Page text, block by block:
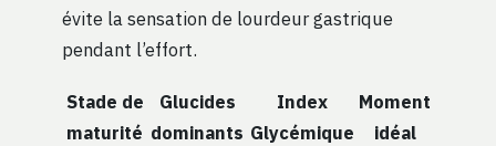
évite la sensation de lourdeur gastrique
pendant l’effort.
Stade de
maturité
Glucides
dominants
Index
Glycémique
Moment
idéal